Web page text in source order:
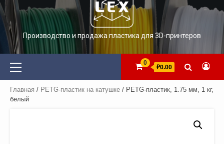
Производство и продажа пластика для 3D-принтеров
Primary
Menu
0
₽0.00
Главная / PETG-пластик на катушке / PETG-пластик, 1.75 мм, 1 кг,
белый